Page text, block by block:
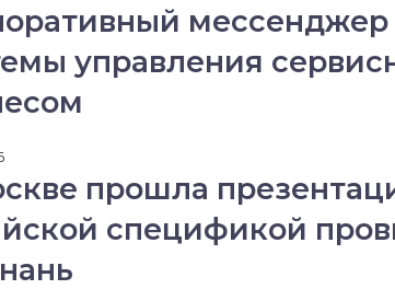
мессенджер
управления
прошла
спецификой